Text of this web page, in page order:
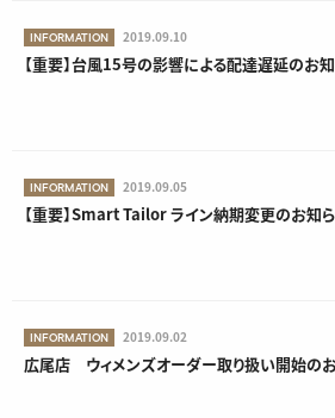
INFORMATION 2019.09.10
【重要】台風15号の影響による配達遅延のお
INFORMATION 2019.09.05
【重要】Smart Tailor ライン納期変更のお知
INFORMATION 2019.09.02
広尾店 ウィメンズオーダー取り扱い開始の